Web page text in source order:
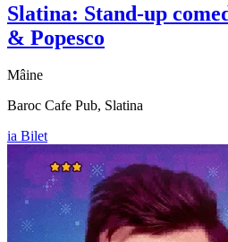
Slatina: Stand-up
& Popesco
Mâine
Baroc Cafe Pub, Slatina
ia Bilet